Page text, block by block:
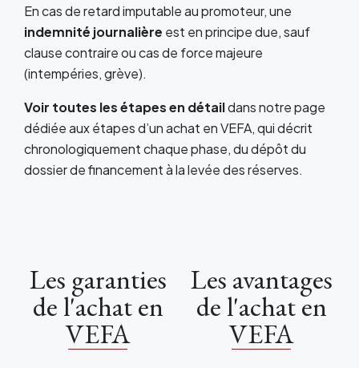
En cas de retard imputable au promoteur, une
indemnité journalière est en principe due, sauf
clause contraire ou cas de force majeure
(intempéries, grève).
Voir toutes les étapes en détaildans notre page
dédiée aux étapes d’un achat en VEFA, qui décrit
chronologiquement chaque phase, du dépôt du
dossier de financement à la levée des réserves.
Les garanties
de l'achat en
VEFA
Les avantages
de l'achat en
VEFA